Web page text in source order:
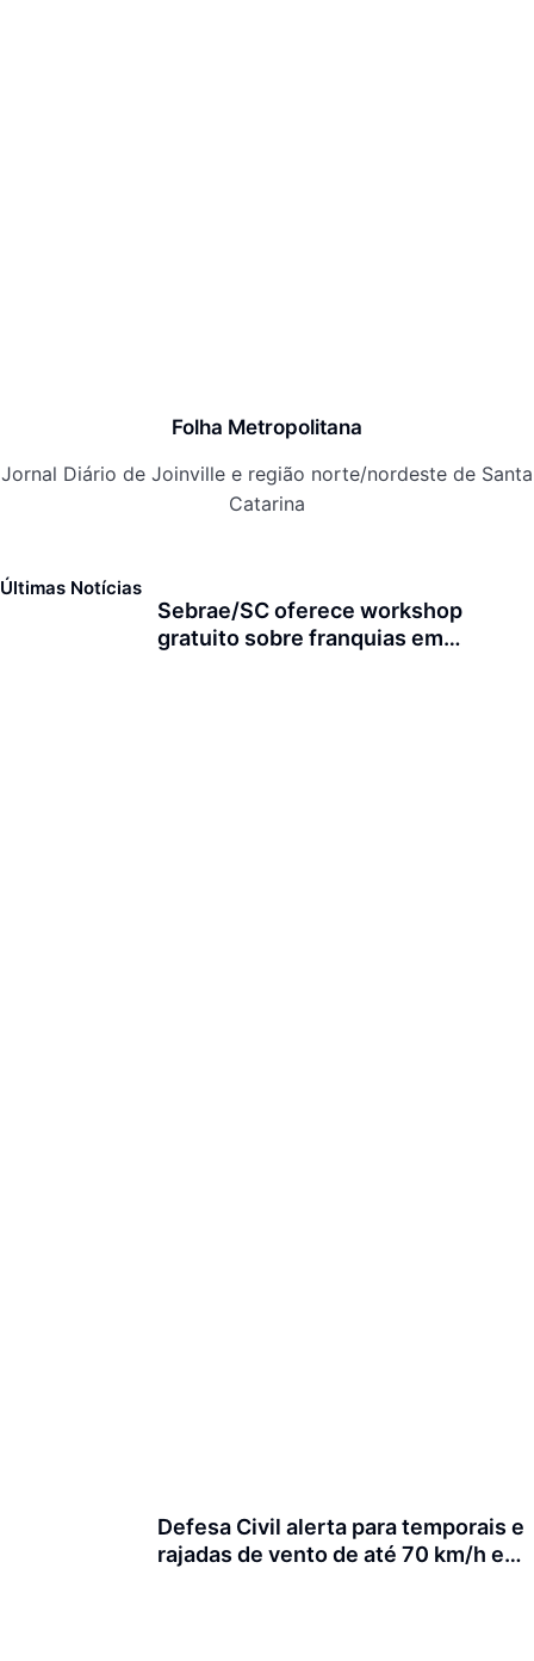
Folha Metropolitana
Jornal Diário de Joinville e região norte/nordeste de Santa
Catarina
Últimas Notícias
Sebrae/SC oferece workshop
gratuito sobre franquias em
Defesa Civil alerta para temporais e
rajadas de vento de até 70 km/h em